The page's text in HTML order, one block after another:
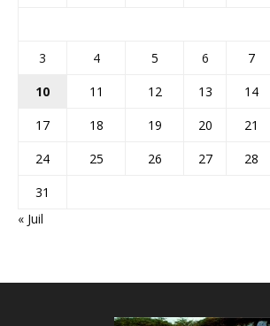
3
4 5 6 7
10
11 12 13 14
17
18 19 20 21
24
25 26 27 28
31
« Juil